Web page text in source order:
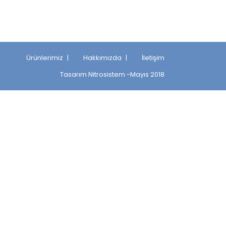
Ürünlerimiz Hakkımızda
İletişim
Tasarım Nitrosistem -Mayıs 2018